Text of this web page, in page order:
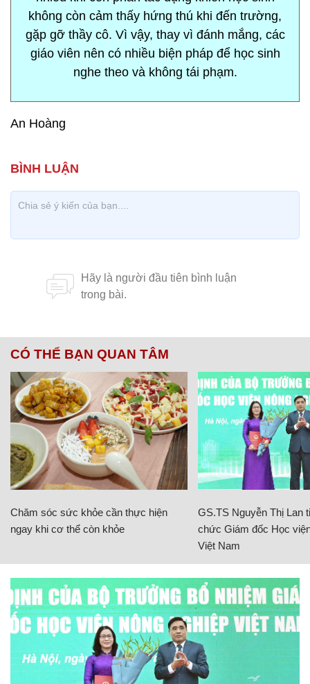
không còn cảm thấy hứng thú khi đến trường,
gặp gỡ thầy cô. Vì vậy, thay vì đánh mắng, các
giáo viên nên có nhiều biện pháp để học sinh
nghe theo và không tái phạm.
An Hoàng
CÓ THỂ BẠN QUAN TÂM
Chăm sóc sức khỏe cần thực hiện
ngay khi cơ thể còn khỏe
GS.TS Nguyễn Thị Lan
chức Giám đốc Học
Việt Nam